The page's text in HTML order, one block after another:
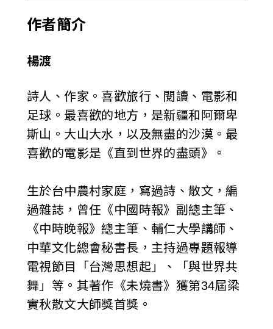
作者簡介
楊渡
詩人、作家。喜歡旅行、閱讀、電影和
足球。最喜歡的地方，是新疆和阿爾卑
斯山。大山大水，以及無盡的沙漠。最
喜歡的電影是《直到世界的盡頭》。
生於台中農村家庭，寫過詩、散文，編
過雜誌，曾任《中國時報》副總主筆、
《中時晚報》總主筆、輔仁大學講師、
中華文化總會秘書長，主持過專題報導
電視節目「台灣思想起」、「與世界共
舞」等。其著作《未燒書》獲第34屆梁
實秋散文大師獎首獎。